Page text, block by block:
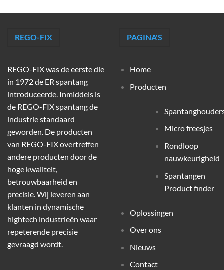
REGO-FIX
REGO-FIX was de eerste die
in 1972 de ER spantang
introduceerde. Inmiddels is
de REGO-FIX spantang de
industrie standaard
geworden. De producten
van REGO-FIX overtreffen
andere producten door de
hoge kwaliteit,
betrouwbaarheid en
precisie. Wij leveren aan
klanten in dynamische
hightech industrieën waar
repeterende precisie
gevraagd wordt.
PAGINA'S
Home
Producten
Micro freesjes
Rondloop
nauwkeurigheid
Spantangen
Product finder
Oplossingen
Over ons
Nieuws
Contact